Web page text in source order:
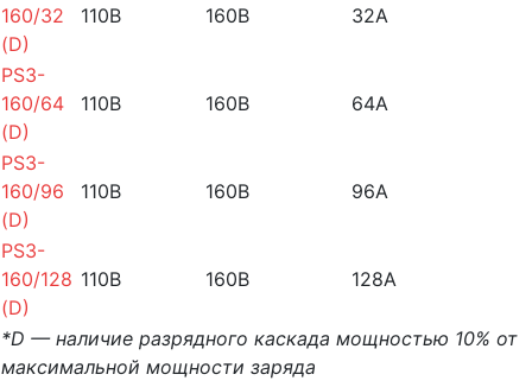
160/32
(D)
110B 160B 32A
PS3-
160/64
(D)
110B 160B 64A
PS3-
160/96
(D)
110B 160B 96A
PS3-
160/128
(D)
110B 160B 128A
*D — наличие разрядного каскада мощностью 10% от
максимальной мощности заряда